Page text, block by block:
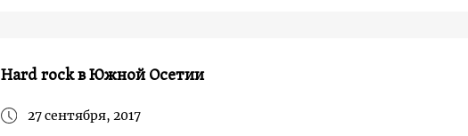
Hard rock в Южной Осетии
27 сентября, 2017